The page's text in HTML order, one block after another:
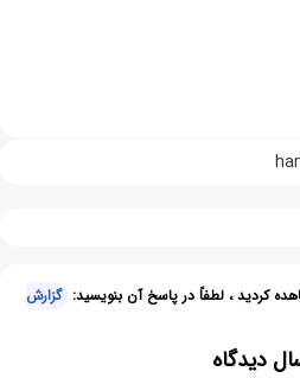
کردید ، لطفاً در پاسخ آن بنویسید: گزارش
دیدگاه